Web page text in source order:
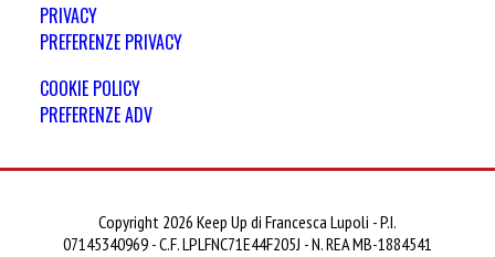
PRIVACY
PREFERENZE PRIVACY
COOKIE POLICY
PREFERENZE ADV
Copyright 2026 Keep Up di Francesca Lupoli - P.I.
07145340969 - C.F. LPLFNC71E44F205J - N. REA MB-1884541